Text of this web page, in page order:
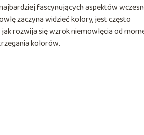
fascynujących aspektów
zaczyna widzieć kolory, jest często
rozwija się wzrok niemowlęcia od
kolorów.